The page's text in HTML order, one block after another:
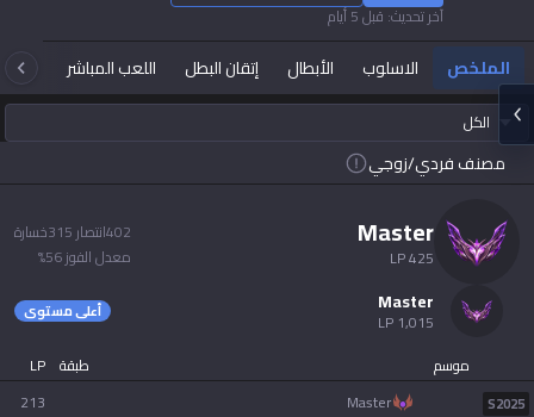
آخر تحديث:قبل 5 أيام
الملخص الاسلوب الأبطال إتقان البطل اللعب المباشر
الكل
مصنف فردي/زوجي
master
425
402انتصار315خسارة
معدل الفوز56
%
master
1,015 أعلى مستوى
موسم طبقة LP
S2025
master
213
Arc Raiders
Slay The Spire 2
Counter Strike 2
Beta
Fortnite
Beta
Soon
Desktop
New
Esports
New
Deutsch
español
Nederlands
dansk
Svenska